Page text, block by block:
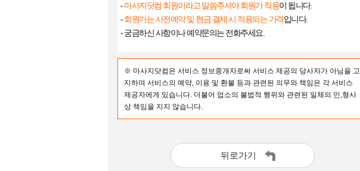
-마사지닷컴 회원이라고 말씀주셔야 회원가 적용이 됩니다.
-회원가는 사전예약 및 현금 결제 시 적용되는 가격입니다.
- 궁금하신 사항이나 예약문의는 전화주세요.
※ 마사지닷컴은 서비스 정보중개자로써 서비스 제공의 당사자가 아님을 고
지하며 서비스의 예약, 이용 및 환불 등과 관련된 의무와 책임은 각 서비스
제공자에게 있습니다. 더불어 업소의 불법적 행위와 관련된 일체의 민,형사
상 책임을 지지 않습니다.
뒤로가기